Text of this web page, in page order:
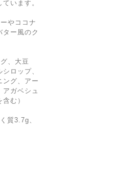
います。
やココナ
ター風のク
、大豆
ロップ、
ング、アー
ガベシュ
む）
質3.7g、